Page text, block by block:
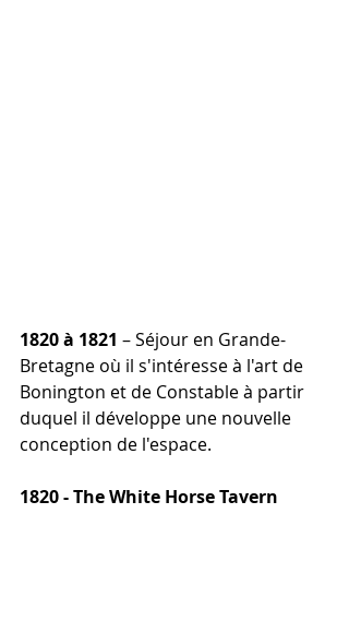
1820 à 1821 – Séjour en Grande-
Bretagne où il s'intéresse à l'art de
Bonington et de Constable à partir
duquel il développe une nouvelle
conception de l'espace.
1820 - The White Horse Tavern